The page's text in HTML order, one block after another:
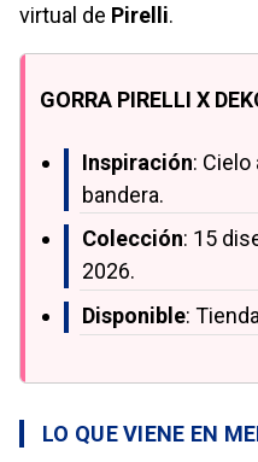
virtual de Pirelli.
GORRA PIRELLI X
Inspiración:
bandera.
Colección: 15
2026.
Disponible:
LO QUE VIENE EN